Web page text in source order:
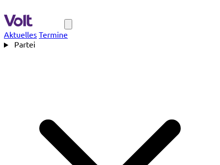
Navigation
Aktuelles Termine
Partei